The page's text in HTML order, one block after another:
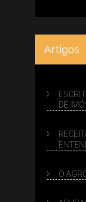
Artigos
DE
O